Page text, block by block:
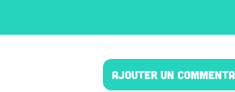
AJOUTER UN